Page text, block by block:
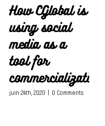
How CGlobal is
using social
media as a
tool for
commercialization
juin 24th, 2020 | 0 Comments